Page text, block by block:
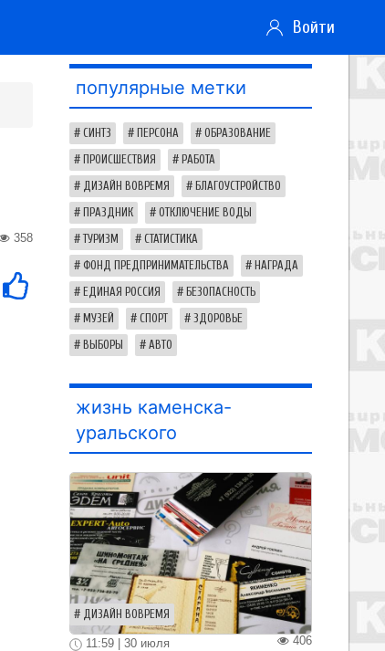
Войти
358
популярные метки
СИНТЗ ПЕРСОНА ОБРАЗОВАНИЕ
ПРОИСШЕСТВИЯ РАБОТА
ДИЗАЙН ВОВРЕМЯ БЛАГОУСТРОЙСТВО
ПРАЗДНИК ОТКЛЮЧЕНИЕ ВОДЫ
ТУРИЗМ СТАТИСТИКА
ФОНД ПРЕДПРИНИМАТЕЛЬСТВА НАГРАДА
ЕДИНАЯ РОССИЯ БЕЗОПАСНОСТЬ
МУЗЕЙ СПОРТ ЗДОРОВЬЕ
ВЫБОРЫ АВТО
жизнь каменска-
уральского
ДИЗАЙН ВОВРЕМЯ
406
11:59 | 30 июля